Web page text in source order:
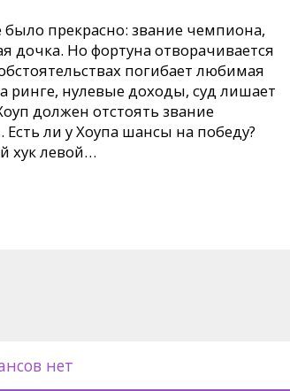
было прекрасно: звание чемпиона,
дочка. Но фортуна отворачивается
погибает любимая
ринге, нулевые доходы, суд лишает
должен отстоять звание
ли у Хоупа шансы на победу?
хук левой…
с субтитрами на латышском и
нет